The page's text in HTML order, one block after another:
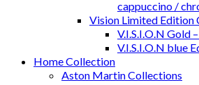
cappuccino /
Vision Limited Edition
V.I.S.I.O.N Gold
V.I.S.I.O.N blue
Home Collection
Aston Martin Collections